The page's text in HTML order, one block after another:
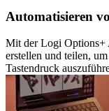
Automatisieren
Mit der Logi Options+
erstellen und teilen,
Tastendruck